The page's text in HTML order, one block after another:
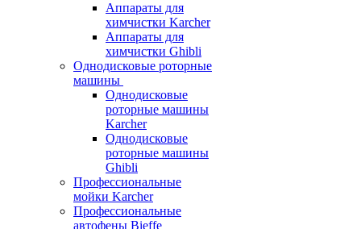
Аппараты для
химчистки Karcher
Аппараты для
химчистки Ghibli
Однодисковые роторные
машины
Однодисковые
роторные машины
Karcher
Однодисковые
роторные машины
Ghibli
Профессиональные
мойки Karcher
Профессиональные
автофены Bieffe